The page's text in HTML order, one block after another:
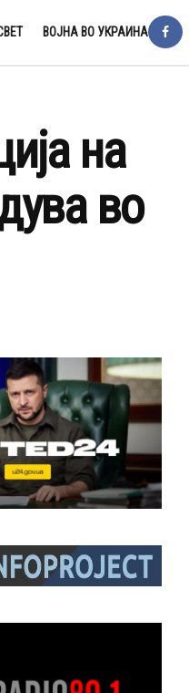
ВОЈНА ВО УКРАИНА
на
во